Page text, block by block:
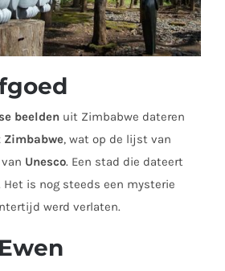
beelden uit Zimbabwe dateren
Zimbabwe, wat op de lijst van
Unesco. Een stad die dateert
Het is nog steeds een mysterie
werd verlaten.